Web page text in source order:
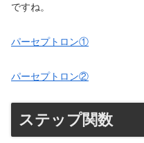
ですね。
パーセプトロン①
パーセプトロン②
ステップ関数